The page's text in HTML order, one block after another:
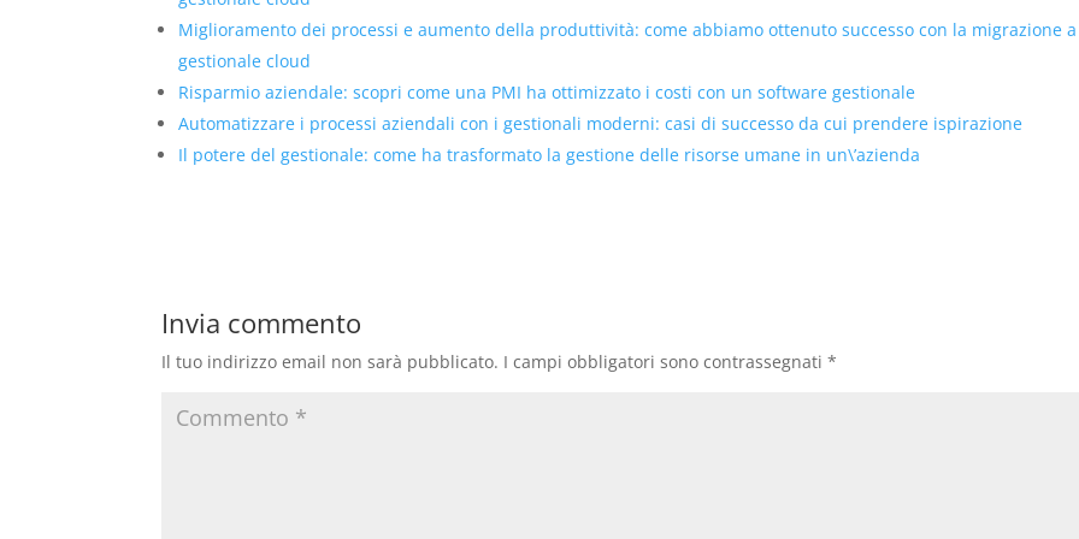
Miglioramento dei processi e aumento della produttività: come abbiamo ottenuto successo con la migrazione
gestionale cloud
Risparmio aziendale: scopri come una PMI ha ottimizzato i costi con un software gestionale
Automatizzare i processi aziendali con i gestionali moderni: casi di successo da cui prendere ispirazione
Il potere del gestionale: come ha trasformato la gestione delle risorse umane in un\’azienda
Invia commento
Il tuo indirizzo email non sarà pubblicato. I campi obbligatori sono contrassegnati*